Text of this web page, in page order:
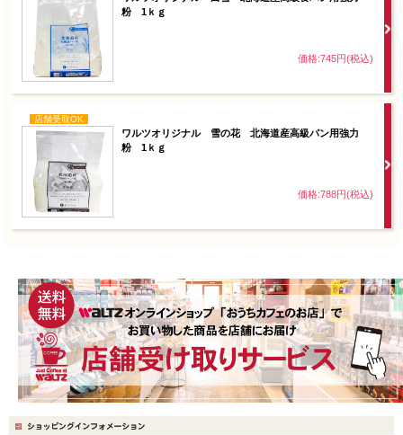
粉 1ｋｇ
価格:745円(税込)
店舗受取OK
ワルツオリジナル 雪の花 北海道産高級パン用強力
粉 1ｋｇ
価格:788円(税込)